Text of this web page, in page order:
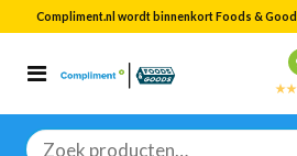
Compliment.nl wordt binnenkort Foods &
Zoeken
Categorieën
Bekijk alle